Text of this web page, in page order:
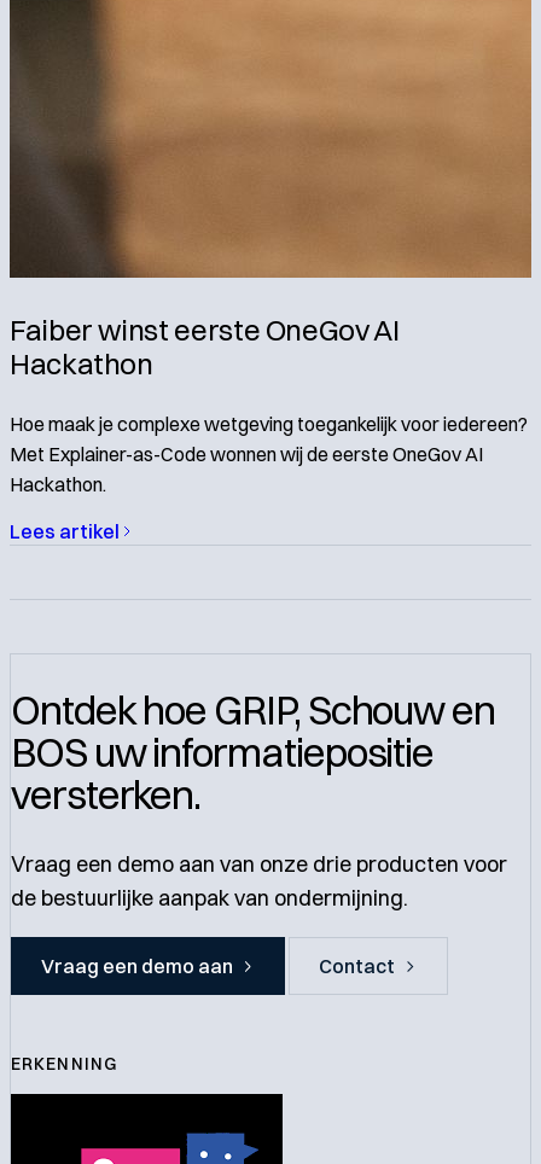
Faiber winst eerste OneGov AI
Hackathon
Hoe maak je complexe wetgeving toegankelijk voor iedereen?
Met Explainer-as-Code wonnen wij de eerste OneGov AI
Hackathon.
Lees artikel
Ontdek hoe GRIP, Schouw en
BOS uw informatiepositie
versterken.
Vraag een demo aan van onze drie producten voor
de bestuurlijke aanpak van ondermijning.
Vraag een demo aan Contact
ERKENNING